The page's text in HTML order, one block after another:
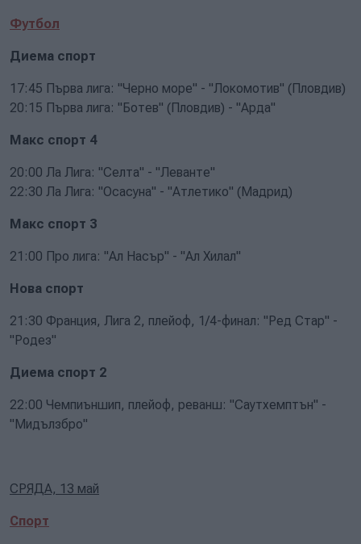
Футбол
Диема спорт
17:45 Първа лига: "Черно море" - "Локомотив" (Пловдив)
20:15 Първа лига: "Ботев" (Пловдив) - "Арда"
Макс спорт 4
20:00 Ла Лига: "Селта" - "Леванте"
22:30 Ла Лига: "Осасуна" - "Атлетико" (Мадрид)
Макс спорт 3
21:00 Про лига: "Ал Насър" - "Ал Хилал"
Нова спорт
21:30 Франция, Лига 2, плейоф, 1/4-финал: "Ред Стар" -
"Родез"
Диема спорт 2
22:00 Чемпиъншип, плейоф, реванш: "Саутхемптън" -
"Мидълзбро"
СРЯДА, 13 май
Спорт